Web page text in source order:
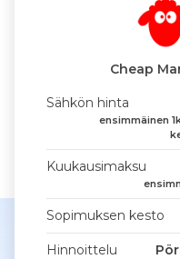
Cheap
Sähkön hinta
ensimmäinen
Kuukausimaksu
Sopimuksen kesto
Hinnoittelu